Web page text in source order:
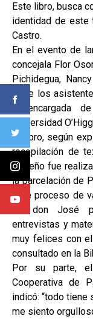
Este libro, busca
identidad de este
Castro.
En el evento de
concejala Flor
Pichidegua,
Entre los
la encargada
Universidad
El libro, según
recopilación de
Carreño fue
la parcelación de
este proceso de
de don José
entrevistas y
muy felices con
consultado en la
Por su parte,
Cooperativa de
indicó: “todo tiene
me siento